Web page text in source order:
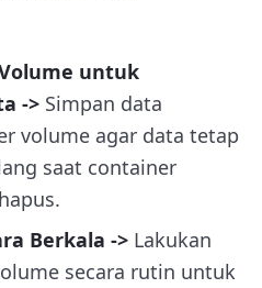
untuk
-> Simpan data
volume agar data tetap
saat container
Berkala -> Lakukan
secara rutin untuk